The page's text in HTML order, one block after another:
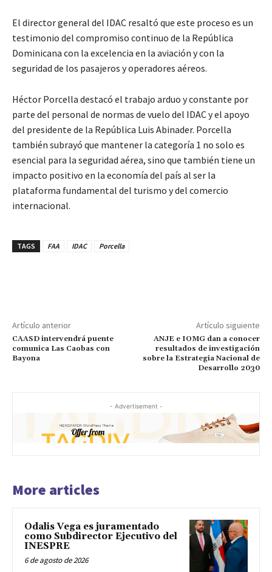
El director general del IDAC resaltó que este proceso es un
testimonio del compromiso continuo de la República
Dominicana con la excelencia en la aviación y con la
seguridad de los pasajeros y operadores aéreos.
Héctor Porcella destacó el trabajo arduo y constante por
parte del personal de normas de vuelo del IDAC y el apoyo
del presidente de la República Luis Abinader. Porcella
también subrayó que mantener la categoría 1 no solo es
esencial para la seguridad aérea, sino que también tiene un
impacto positivo en la economía del país al ser la
plataforma fundamental del turismo y del comercio
internacional.
TAGS FAA IDAC Porcella
Artículo anterior
CAASD intervendrá puente
comunica Las Caobas con
Bayona
Artículo siguiente
ANJE e IOMG dan a conocer
resultados de investigación
sobre la Estrategia Nacional de
Desarrollo 2030
- Advertisement -
More articles
Odalis Vega es juramentado
como Subdirector Ejecutivo del
INESPRE
6 de agosto de 2026